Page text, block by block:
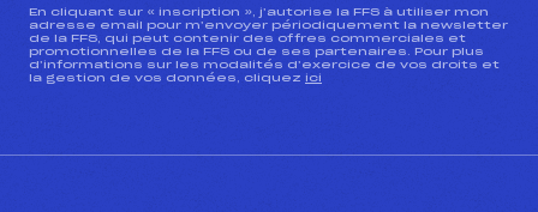
En cliquant sur « inscription », j’autorise la FFS à utiliser mon
adresse email pour m’envoyer périodiquement la newsletter
de la FFS, qui peut contenir des offres commerciales et
promotionnelles de la FFS ou de ses partenaires. Pour plus
d’informations sur les modalités d’exercice de vos droits et
la gestion de vos données, cliquez ici